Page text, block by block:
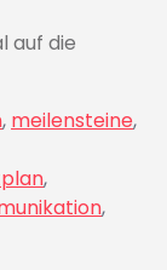
auf die
, meilensteine,
,
,